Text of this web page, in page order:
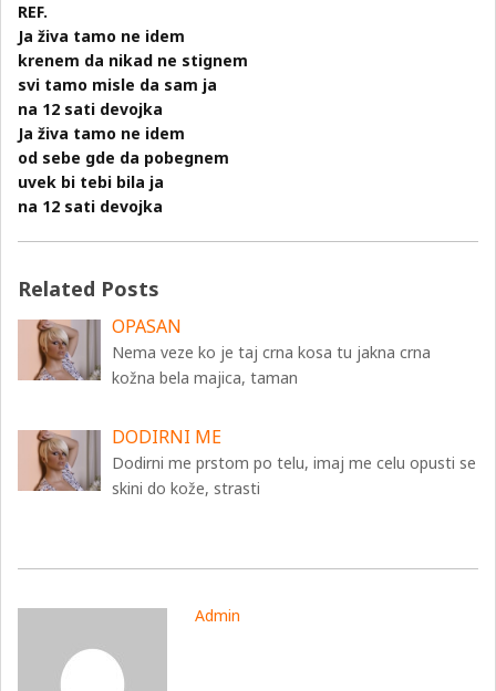
REF.
Ja živa tamo ne idem
krenem da nikad ne stignem
svi tamo misle da sam ja
na 12 sati devojka
Ja živa tamo ne idem
od sebe gde da pobegnem
uvek bi tebi bila ja
na 12 sati devojka
Related Posts
OPASAN
Nema veze ko je taj crna kosa tu jakna crna
kožna bela majica, taman
DODIRNI ME
Dodirni me prstom po telu, imaj me celu opusti se
skini do kože, strasti
Admin